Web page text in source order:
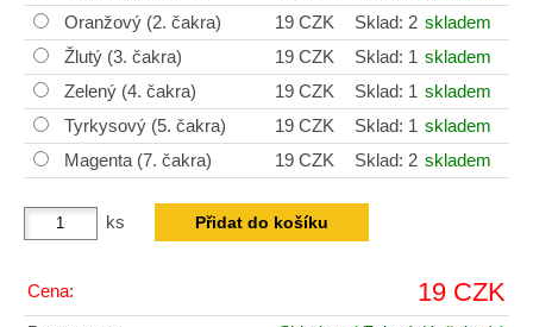
Oranžový (2. čakra)
19 CZK Sklad: 2 skladem
Žlutý (3. čakra)
19 CZK Sklad: 1 skladem
Zelený (4. čakra)
19 CZK Sklad: 1 skladem
Tyrkysový (5. čakra)
19 CZK Sklad: 1 skladem
Magenta (7. čakra)
19 CZK Sklad: 2 skladem
ks
Cena: 19 CZK